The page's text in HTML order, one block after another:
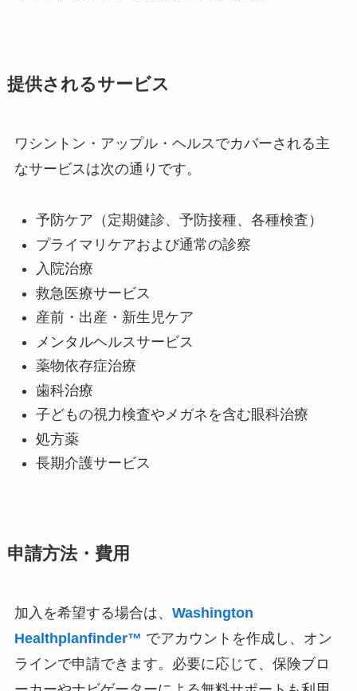
提供されるサービス
ワシントン・アップル・ヘルスでカバーされる主
なサービスは次の通りです。
予防ケア（定期健診、予防接種、各種検査）
プライマリケアおよび通常の診察
入院治療
救急医療サービス
産前・出産・新生児ケア
メンタルヘルスサービス
薬物依存症治療
歯科治療
子どもの視力検査やメガネを含む眼科治療
処方薬
長期介護サービス
申請方法・費用
加入を希望する場合は、 Washington
Healthplanfinder™ でアカウントを作成し、オン
ラインで申請できます。必要に応じて、保険ブロ